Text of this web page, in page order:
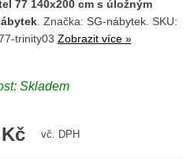
77 140x200 cm s úložným
. Značka: SG-nábytek . SKU:
trinity03 Zobrazit více »
Skladem
vč. DPH